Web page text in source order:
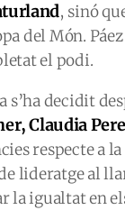
, sinó
del Món.
el podi.
s’ha decidit
Claudia
respecte a
lideratge al
la igualtat en